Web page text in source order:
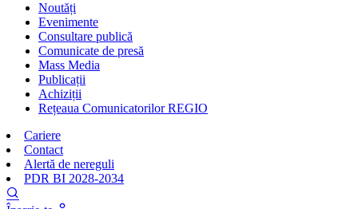
Noutăți
Evenimente
Consultare publică
Comunicate de presă
Mass Media
Publicații
Achiziții
Rețeaua Comunicatorilor REGIO
Cariere
Contact
Alertă de nereguli
PDR BI 2028-2034